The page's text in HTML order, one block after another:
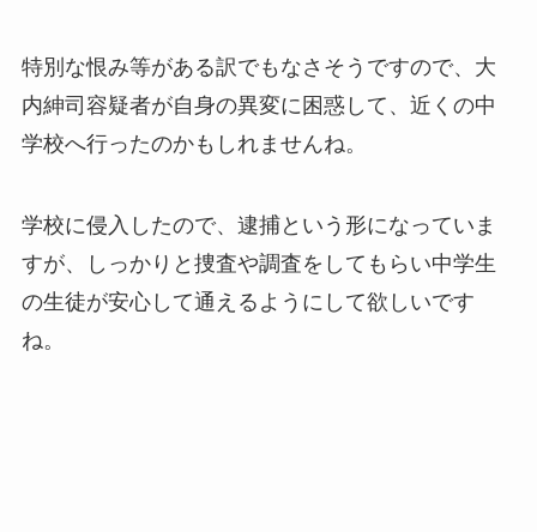
特別な恨み等がある訳でもなさそうですので、大
内紳司容疑者が自身の異変に困惑して、近くの中
学校へ行ったのかもしれませんね。
学校に侵入したので、逮捕という形になっていま
すが、しっかりと捜査や調査をしてもらい中学生
の生徒が安心して通えるようにして欲しいです
ね。